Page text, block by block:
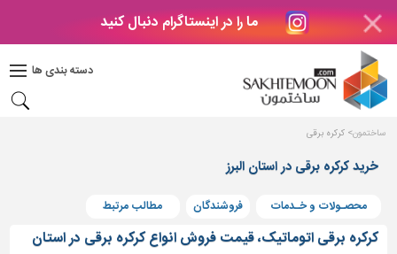
ما را در اینستاگرام دنبال کنید
دسته بندی ها
دکوراسیون
بتن
های
بتنی
و
پنجره
ساختمون کرکره برقی
خرید کرکره برقی در استان البرز
محصـولات و خـدمات فروشندگان مطالب مرتبط
کرکره برقی اتوماتیک، قیمت فروش انواع کرکره برقی در استان